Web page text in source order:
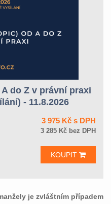
do Z v právní praxi
- 11.8.2026
3 975 Kč s DPH
3 285 Kč bez DPH
KOUPIT
je zvláštním případem